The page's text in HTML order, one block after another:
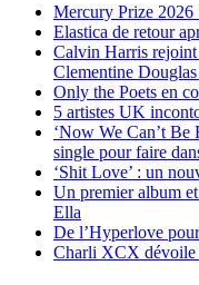
Mercury Prize 2026
Elastica de retour
Calvin Harris rejoint
Clementine Douglas
Only the Poets en
5 artistes UK
‘Now We Can’t Be
single pour faire
‘Shit Love’ : un
Un premier album
Ella
De l’Hyperlove
Charli XCX dévoile